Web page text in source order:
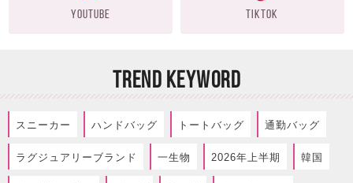
YOUTUBE TIKTOK
TREND KEYWORD
スニーカー ハンドバッグ トートバッグ 通勤バッグ
ラグジュアリーブランド 一生物 2026年上半期 韓国